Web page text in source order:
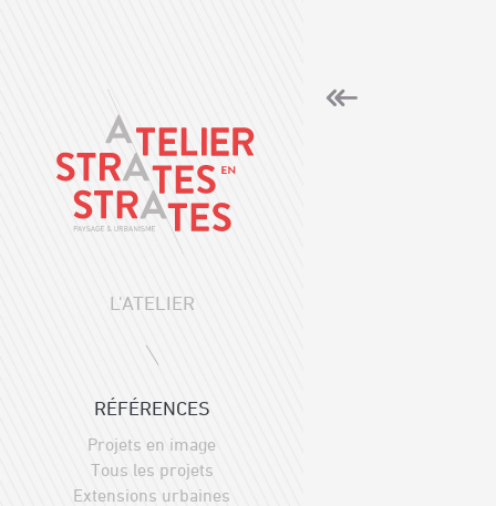
L'ATELIER
RÉFÉRENCES
Projets en image
Tous les projets
Extensions urbaines